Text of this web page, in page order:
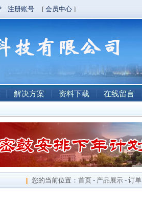
解决方案 资料下载 在线留言
|| 您的当前位置： 首页 - 产品展示 - 订单